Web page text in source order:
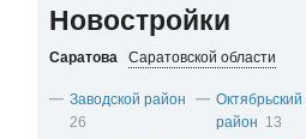
Новостройки
Саратова Саратовской области
Заводской район
26
Октябрьский
район 13